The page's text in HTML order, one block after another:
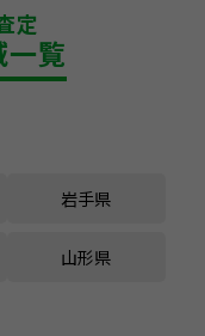
定
覧
岩手県
山形県